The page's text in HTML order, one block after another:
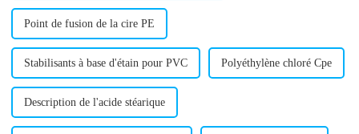
Point de fusion de la cire PE
Stabilisants à base d'étain pour PVC Polyéthylène chloré Cpe
Description de l'acide stéarique